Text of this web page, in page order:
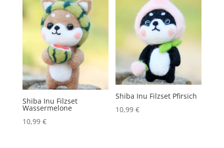
Shiba Inu Filzset
Wassermelone
10,99 €
Shiba Inu Filzset Pfirsich
10,99€